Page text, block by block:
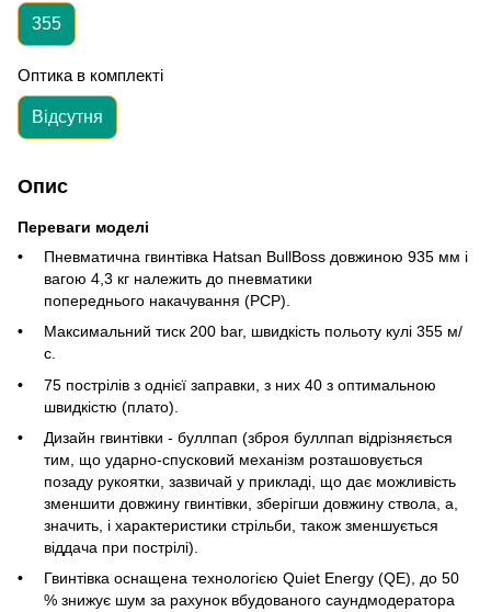
355
Оптика в комплекті
Відсутня
Опис
Переваги моделі
Пневматична гвинтівка Hatsan BullBoss довжиною 935 мм і
вагою 4,3 кг належить до пневматики
попереднього накачування (PCP).
Максимальний тиск 200 bar, швидкість польоту кулі 355 м/
с.
75 пострілів з однієї заправки, з них 40 з оптимальною
швидкістю (плато).
Дизайн гвинтівки - буллпап (зброя буллпап відрізняється
тим, що ударно-спусковий механізм розташовується
позаду рукоятки, зазвичай у прикладі, що дає можливість
зменшити довжину гвинтівки, зберігши довжину ствола, а,
значить, і характеристики стрільби, також зменшується
віддача при пострілі).
Гвинтівка оснащена технологією Quiet Energy (QE), до 50
% знижує шум за рахунок вбудованого саундмодератора